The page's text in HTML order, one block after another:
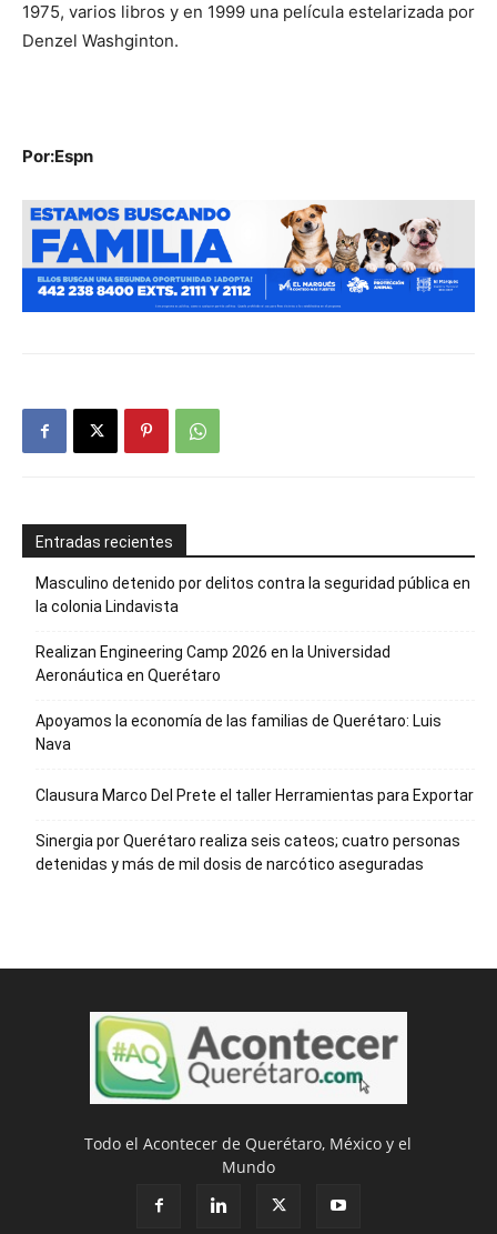
1975, varios libros y en 1999 una película estelarizada por
Denzel Washginton.
Por:Espn
Entradas recientes
Masculino detenido por delitos contra la seguridad pública en
la colonia Lindavista
Realizan Engineering Camp 2026 en la Universidad
Aeronáutica en Querétaro
Apoyamos la economía de las familias de Querétaro: Luis
Nava
Clausura Marco Del Prete el taller Herramientas para Exportar
Sinergia por Querétaro realiza seis cateos; cuatro personas
detenidas y más de mil dosis de narcótico aseguradas
Todo el Acontecer de Querétaro, México y el
Mundo